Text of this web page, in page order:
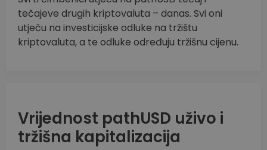
tečajeve drugih kriptovaluta – danas. Svi oni
utječu na investicijske odluke na tržištu
kriptovaluta, a te odluke određuju tržišnu cijenu.
Vrijednost pathUSD uživo i
tržišna kapitalizacija